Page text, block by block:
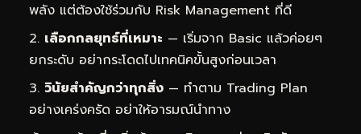
พลัง แต่ต้องใช้ร่วมกับ Risk Management ที่ดี
เลือกกลยุทธ์ที่เหมาะ — เริ่มจาก Basic แล้วค่อยๆ
ยกระดับ อย่ากระโดดไปเทคนิคขั้นสูงก่อนเวลา
วินัยสำคัญกว่าทุกสิ่ง — ทำตาม Trading Plan
อย่างเคร่งครัด อย่าให้อารมณ์นำทาง